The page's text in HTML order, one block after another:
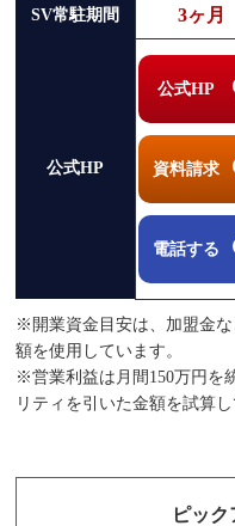
SV常駐期間 3ヶ月
公式HP
公式HP
資料請求
電話する
※開業資金目安は、加盟金
額を使用しています。
※営業利益は月間150万円を
リティを引いた金額を試算し
ピッ